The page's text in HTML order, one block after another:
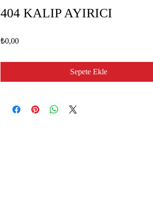
404 KALIP AYIRICI
₺0,00Fiyat
Sepete Ekle